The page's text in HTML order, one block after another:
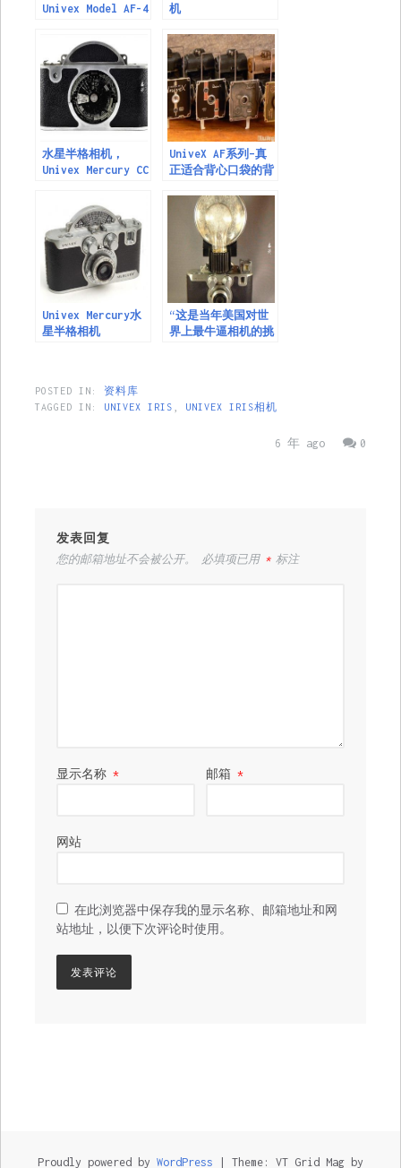
Univex Model AF-4
机
水星半格相机，
Univex Mercury CC
UniveX AF系列–真
正适合背心口袋的背
Univex Mercury水
星半格相机
“这是当年美国对世
界上最牛逼相机的挑
POSTED IN: 资料库
TAGGED IN: UNIVEX IRIS UNIVEX IRIS相机
0
6 年 ago
发表回复
您的邮箱地址不会被公开。 必填项已用 *标注
显示名称 * 邮箱*
网站
在此浏览器中保存我的显示名称、邮箱地址和网
站地址，以便下次评论时使用。
Proudly powered by WordPress | Theme: VT Grid Mag by